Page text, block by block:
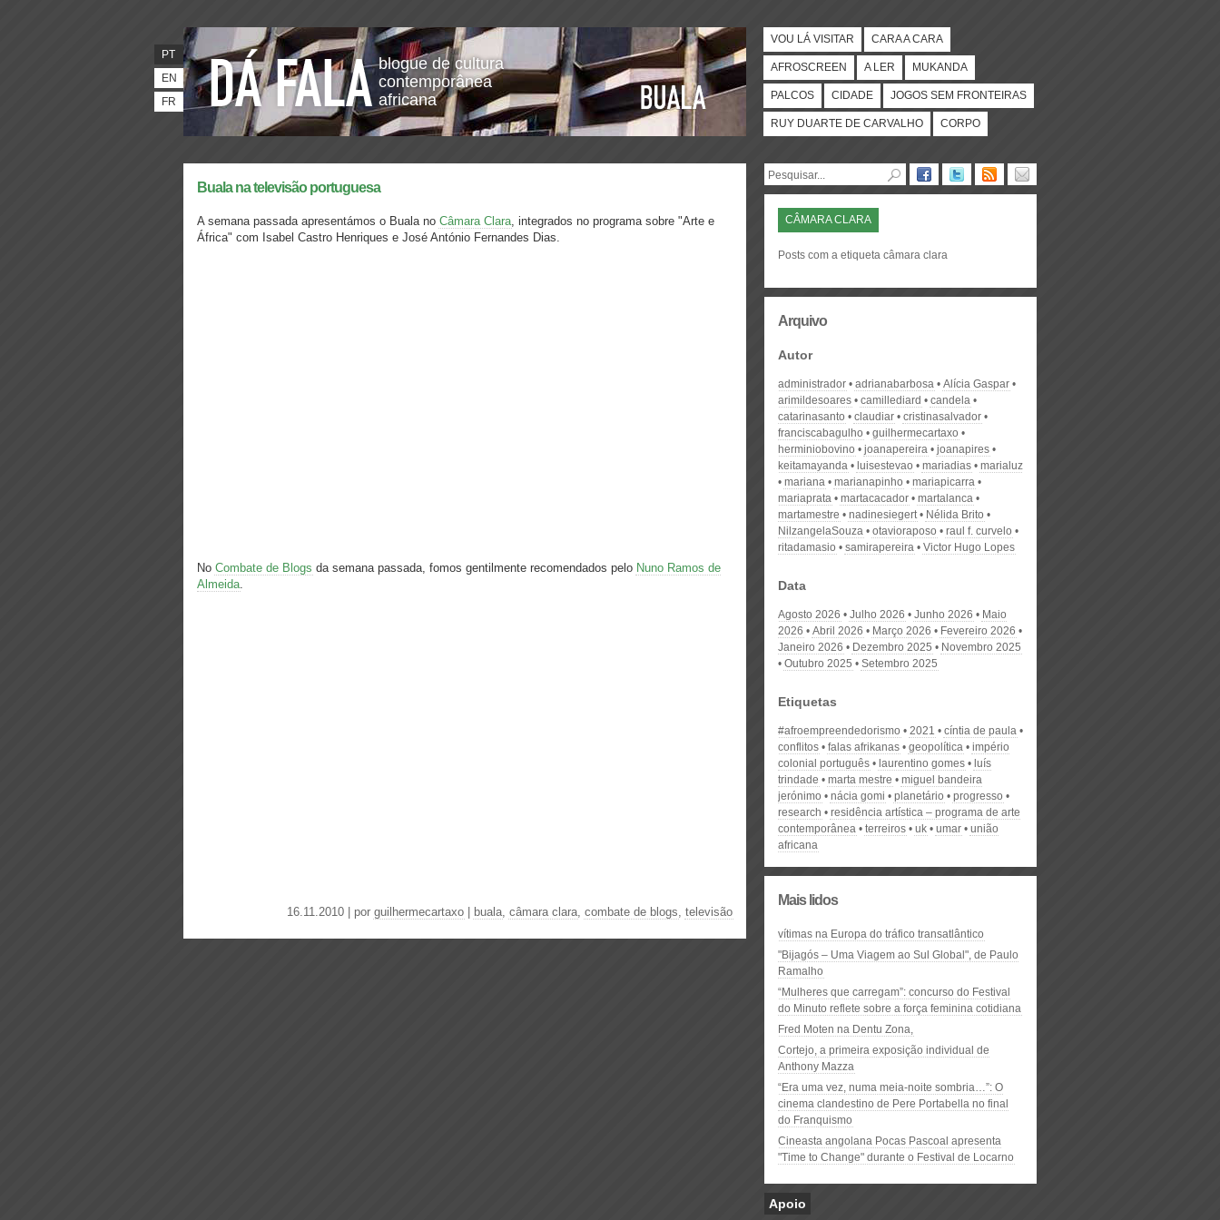
blogue de cultura
contemporânea
africana
PT
EN
FR
VOU LÁ VISITAR CARA A CARA
AFROSCREEN A LER MUKANDA
PALCOS CIDADE JOGOS SEM FRONTEIRAS
RUY DUARTE DE CARVALHO CORPO
Buala na televisão portuguesa
A semana passada apresentámos o Buala no Câmara Clara, integrados no programa sobre "Arte e
África" com Isabel Castro Henriques e José António Fernandes Dias.
No Combate de Blogs da semana passada, fomos gentilmente recomendados pelo Nuno Ramos de
Almeida.
16.11.2010 | por guilhermecartaxo buala, câmara clara, combate de blogs, televisão
CÂMARA CLARA
Posts com a etiqueta câmara clara
Arquivo
Autor
administrador adrianabarbosa
Alícia Gaspar
arimildesoares
camillediard
candela
catarinasanto
claudiar
cristinasalvador
franciscabagulho
guilhermecartaxo
herminiobovino
joanapereira
joanapires
keitamayanda
luisestevao mariadias
marialuz
mariana
marianapinho
mariapicarra
mariaprata
martacacador
martalanca
martamestre
nadinesiegert
Nélida Brito
NilzangelaSouza
otavioraposo
raul f. curvelo
ritadamasio
samirapereira Victor Hugo Lopes
Data
Agosto 2026 Julho 2026 Junho 2026
Maio
2026
Abril 2026 Março 2026
Fevereiro 2026
Janeiro 2026
Dezembro 2025
Novembro 2025
Outubro 2025
Setembro 2025
Etiquetas
#afroempreendedorismo 2021
cíntia de paula
conflitos
falas afrikanas geopolítica
império
colonial português
laurentino gomes
luís
trindade
marta mestre
miguel bandeira
jerónimo
nácia gomi planetário
progresso
research
residência artística – programa de arte
contemporânea
terreiros uk umar
união
africana
Mais lidos
vítimas na Europa do tráfico transatlântico
"Bijagós – Uma Viagem ao Sul Global", de Paulo
Ramalho
“Mulheres que carregam”: concurso do Festival
do Minuto reflete sobre a força feminina cotidiana
Fred Moten na Dentu Zona,
Cortejo, a primeira exposição individual de
Anthony Mazza
“Era uma vez, numa meia-noite sombria…”: O
cinema clandestino de Pere Portabella no final
do Franquismo
Cineasta angolana Pocas Pascoal apresenta
"Time to Change" durante o Festival de Locarno
Apoio